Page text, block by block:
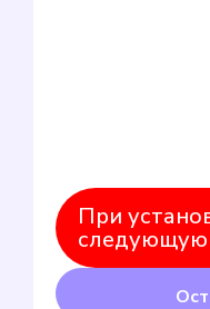
При
следующую